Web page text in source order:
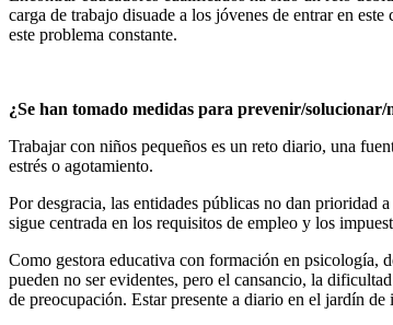
carga de trabajo disuade a los jóvenes de entrar en
este problema constante.
¿Se han tomado medidas para prevenir/
Trabajar con niños pequeños es un reto diario, una
estrés o agotamiento.
Por desgracia, las entidades públicas no dan prioridad
sigue centrada en los requisitos de empleo y los
Como gestora educativa con formación en psicología,
pueden no ser evidentes, pero el cansancio, la
de preocupación. Estar presente a diario en el jardín